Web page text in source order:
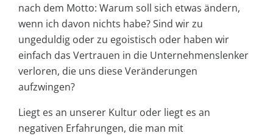
nach dem Motto: Warum soll sich etwas ändern,
wenn ich davon nichts habe? Sind wir zu
ungeduldig oder zu egoistisch oder haben wir
einfach das Vertrauen in die Unternehmenslenker
verloren, die uns diese Veränderungen
aufzwingen?
Liegt es an unserer Kultur oder liegt es an
negativen Erfahrungen, die man mit